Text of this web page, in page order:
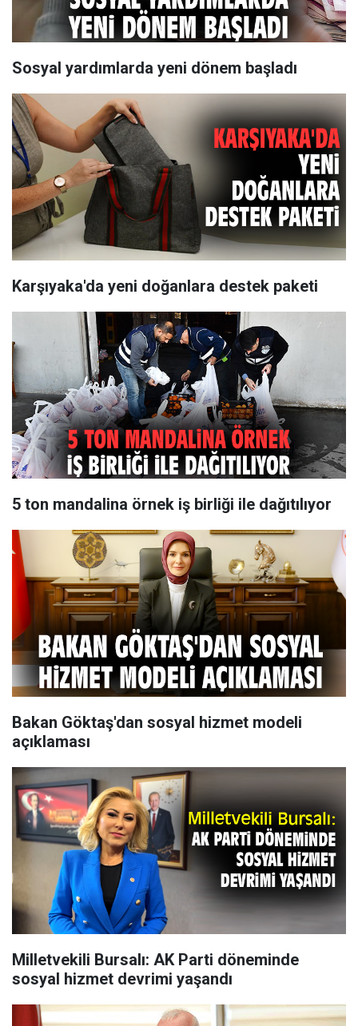
Sosyal yardımlarda yeni dönem başladı
Karşıyaka'da yeni doğanlara destek paketi
5 ton mandalina örnek iş birliği ile dağıtılıyor
Bakan Göktaş'dan sosyal hizmet modeli
açıklaması
Milletvekili Bursalı: AK Parti döneminde
sosyal hizmet devrimi yaşandı